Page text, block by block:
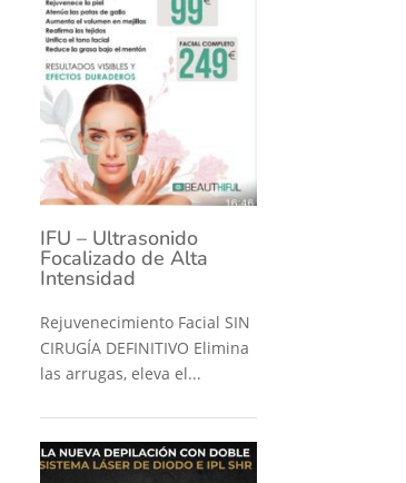
IFU – Ultrasonido
Focalizado de Alta
Intensidad
Rejuvenecimiento Facial SIN
CIRUGÍA DEFINITIVO Elimina
las arrugas, eleva el...